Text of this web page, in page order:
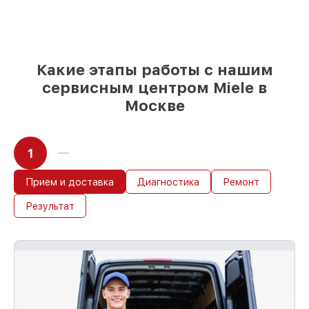
Какие этапы работы с нашим
сервисным центром Miele в
Москве
1
Прием и доставка Диагностика Ремонт
Результат